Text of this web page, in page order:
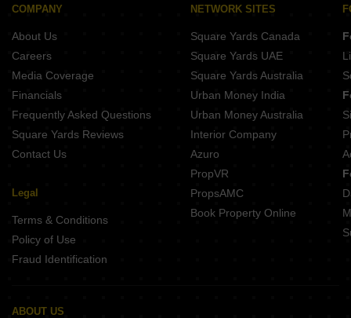
COMPANY
About Us
Careers
Media Coverage
Financials
Frequently Asked Questions
Square Yards Reviews
Contact Us
Legal
Terms & Conditions
Policy of Use
Fraud Identification
NETWORK SITES
Square Yards Canada
Square Yards UAE
Square Yards Australia
Urban Money India
Urban Money Australia
Interior Company
Azuro
PropVR
PropsAMC
Book Property Online
ABOUT US